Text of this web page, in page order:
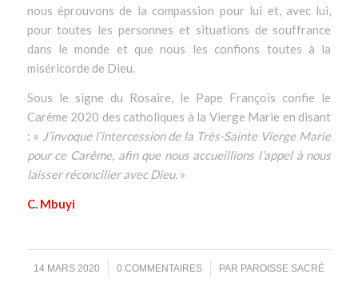
nous éprouvons de la compassion pour lui et, avec lui,
pour toutes les personnes et situations de souffrance
dans le monde et que nous les confions toutes à la
miséricorde de Dieu.
Sous le signe du Rosaire, le Pape François confie le
Carême 2020 des catholiques à la Vierge Marie en disant
: « J’invoque l’intercession de la Très-Sainte Vierge Marie
pour ce Carême, afin que nous accueillions l’appel à nous
laisser réconcilier avec Dieu.»
C. Mbuyi
14 MARS 2020
/ 0 COMMENTAIRES
/ PAR PAROISSE SACRÉ